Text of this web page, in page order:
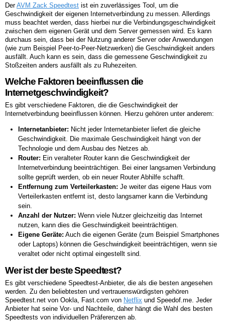
DerAVM Zack Speedtest ist ein zuverlässiges Tool, um die
Geschwindigkeit der eigenen Internetverbindung zu messen. Allerdings
muss beachtet werden, dass hierbei nur die Verbindungsgeschwindigkeit
zwischen dem eigenen Gerät und dem Server gemessen wird. Es kann
durchaus sein, dass bei der Nutzung anderer Server oder Anwendungen
(wie zum Beispiel Peer-to-Peer-Netzwerken) die Geschwindigkeit anders
ausfällt. Auch kann es sein, dass die gemessene Geschwindigkeit zu
Stoßzeiten anders ausfällt als zu Ruhezeiten.
Welche Faktoren beeinflussen die
Internetgeschwindigkeit?
Es gibt verschiedene Faktoren, die die Geschwindigkeit der
Internetverbindung beeinflussen können. Hierzu gehören unter anderem:
Internetanbieter: Nicht jeder Internetanbieter liefert die gleiche
Geschwindigkeit. Die maximale Geschwindigkeit hängt von der
Technologie und dem Ausbau des Netzes ab.
Router: Ein veralteter Router kann die Geschwindigkeit der
Internetverbindung beeinträchtigen. Bei einer langsamen Verbindung
sollte geprüft werden, ob ein neuer Router Abhilfe schafft.
Entfernung zum Verteilerkasten: Je weiter das eigene Haus vom
Verteilerkasten entfernt ist, desto langsamer kann die Verbindung
sein.
Anzahl der Nutzer: Wenn viele Nutzer gleichzeitig das Internet
nutzen, kann dies die Geschwindigkeit beeinträchtigen.
Eigene Geräte: Auch die eigenen Geräte (zum Beispiel Smartphones
oder Laptops) können die Geschwindigkeit beeinträchtigen, wenn sie
veraltet oder nicht optimal eingestellt sind.
Wer ist der beste Speedtest?
Es gibt verschiedene Speedtest-Anbieter, die als die besten angesehen
werden. Zu den beliebtesten und vertrauenswürdigsten gehören
Speedtest.net von Ookla, Fast.com von Netflix und Speedof.me. Jeder
Anbieter hat seine Vor- und Nachteile, daher hängt die Wahl des besten
Speedtests von individuellen Präferenzen ab.